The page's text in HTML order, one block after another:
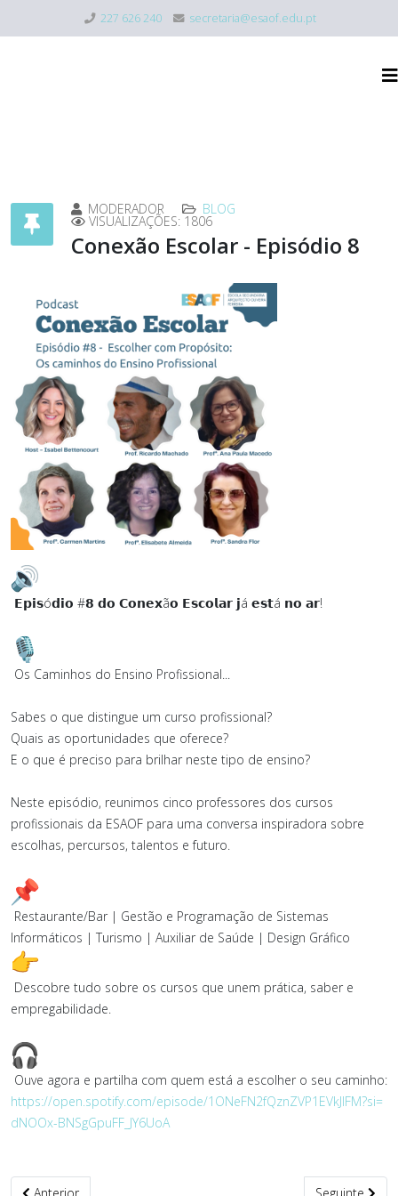
227 626 240 secretaria@esaof.edu.pt
MODERADOR BLOG
VISUALIZAÇÕES: 1806
Conexão Escolar - Episódio 8
𝗘𝗽𝗶𝘀ó𝗱𝗶𝗼 #𝟴 𝗱𝗼 𝗖𝗼𝗻𝗲𝘅ã𝗼 𝗘𝘀𝗰𝗼𝗹𝗮𝗿 𝗷á 𝗲𝘀𝘁á 𝗻𝗼 𝗮𝗿!
Os Caminhos do Ensino Profissional...
Sabes o que distingue um curso profissional?
Quais as oportunidades que oferece?
E o que é preciso para brilhar neste tipo de ensino?
Neste episódio, reunimos cinco professores dos cursos
profissionais da ESAOF para uma conversa inspiradora sobre
escolhas, percursos, talentos e futuro.
Restaurante/Bar | Gestão e Programação de Sistemas
Informáticos | Turismo | Auxiliar de Saúde | Design Gráfico
Descobre tudo sobre os cursos que unem prática, saber e
empregabilidade.
Ouve agora e partilha com quem está a escolher o seu caminho:
https://open.spotify.com/episode/1ONeFN2fQznZVP1EVkJlFM?si=
dNOOx-BNSgGpuFF_JY6UoA
Artigo anterior: Conexão Escolar - Episódio 9 Artigo